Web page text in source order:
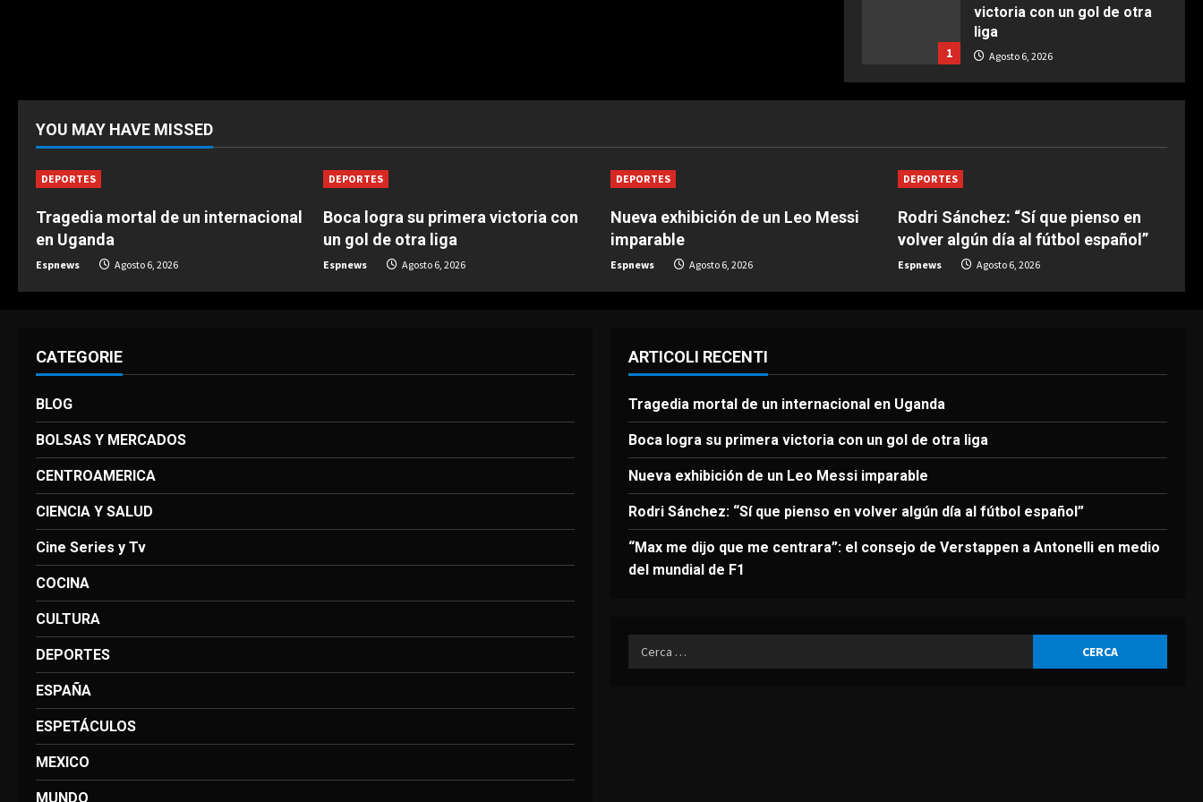
1
victoria con un gol de otra
liga
Agosto 6, 2026
2
DEPORTES
Rodri Sánchez: “Sí que
pienso en volver algún día al
fútbol español”
Agosto 6, 2026
Messi imparable
5
DEPORTES
La FIFA reitera su apoyo a
“se cometieron errores”
Agosto 6, 2026
YOU MAY HAVE MISSED
DEPORTES
Tragedia mortal de un internacional
en Uganda
Espnews Agosto 6, 2026
DEPORTES
Boca logra su primera victoria con
un gol de otra liga
Espnews Agosto 6, 2026
DEPORTES
Nueva exhibición de un Leo Messi
imparable
Espnews Agosto 6, 2026
DEPORTES
Rodri Sánchez: “Sí que pienso en
volver algún día al fútbol español”
Espnews Agosto 6, 2026
CATEGORIE
BLOG
BOLSAS Y MERCADOS
CENTROAMERICA
CIENCIA Y SALUD
Cine Series y Tv
COCINA
CULTURA
DEPORTES
ESPAÑA
ESPETÁCULOS
MEXICO
MUNDO
ARTICOLI RECENTI
Tragedia mortal de un internacional en Uganda
Boca logra su primera victoria con un gol de otra liga
Nueva exhibición de un Leo Messi imparable
Rodri Sánchez: “Sí que pienso en volver algún día al fútbol español”
“Max me dijo que me centrara”: el consejo de Verstappen a Antonelli en medio
del mundial de F1
Ricerca
per: